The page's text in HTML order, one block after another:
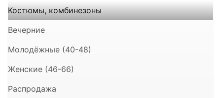
Костюмы, комбинезоны
Вечерние
Молодёжные (40-48)
Женские (46-66)
Распродажа